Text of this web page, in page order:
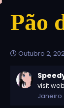
Pão
Outubro 2,
visit
Janeiro